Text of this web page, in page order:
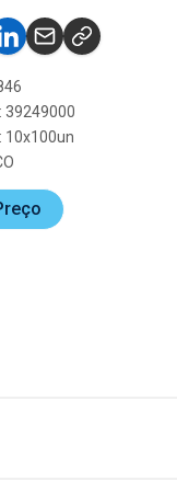
39249000
10x100un